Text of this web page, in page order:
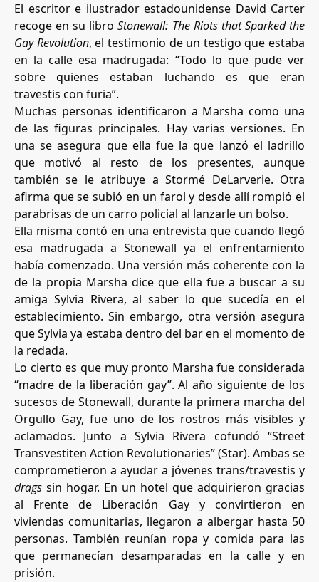
El escritor e ilustrador estadounidense David Carter
recoge en su libroStonewall: The Riots that Sparked the
Gay Revolution, el testimonio de un testigo que estaba
en la calle esa madrugada: “Todo lo que pude ver
sobre quienes estaban luchando es que eran
travestis con furia”.
Muchas personas identificaron a Marsha como una
de las figuras principales. Hay varias versiones. En
una se asegura que ella fue la que lanzó el ladrillo
que motivó al resto de los presentes, aunque
también se le atribuye a Stormé DeLarverie. Otra
afirma que se subió en un farol y desde allí rompió el
parabrisas de un carro policial al lanzarle un bolso.
Ella misma contó en una entrevista que cuando llegó
esa madrugada a Stonewall ya el enfrentamiento
había comenzado. Una versión más coherente con la
de la propia Marsha dice que ella fue a buscar a su
amiga Sylvia Rivera, al saber lo que sucedía en el
establecimiento. Sin embargo, otra versión asegura
que Sylvia ya estaba dentro del bar en el momento de
la redada.
Lo cierto es que muy pronto Marsha fue considerada
“madre de la liberación gay”. Al año siguiente de los
sucesos de Stonewall, durante la primera marcha del
Orgullo Gay, fue uno de los rostros más visibles y
aclamados. Junto a Sylvia Rivera cofundó “Street
Transvestiten Action Revolutionaries” (Star). Ambas se
comprometieron a ayudar a jóvenes trans/travestis y
drags sin hogar. En un hotel que adquirieron gracias
al Frente de Liberación Gay y convirtieron en
viviendas comunitarias, llegaron a albergar hasta 50
personas. También reunían ropa y comida para las
que permanecían desamparadas en la calle y en
prisión.